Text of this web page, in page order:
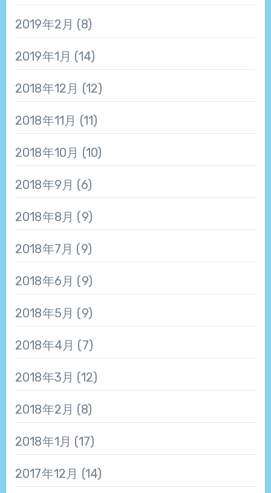
2019年2月 (8)
2019年1月 (14)
2018年12月 (12)
2018年11月 (11)
2018年10月 (10)
2018年9月 (6)
2018年8月 (9)
2018年7月 (9)
2018年6月 (9)
2018年5月 (9)
2018年4月 (7)
2018年3月 (12)
2018年2月 (8)
2018年1月 (17)
2017年12月 (14)